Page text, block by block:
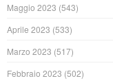
Maggio 2023 (543)
Aprile 2023 (533)
Marzo 2023 (517)
Febbraio 2023 (502)